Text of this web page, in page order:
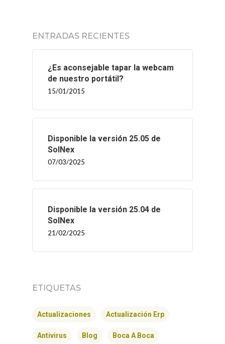
ENTRADAS RECIENTES
¿Es aconsejable tapar la webcam
de nuestro portátil?
15/01/2015
Disponible la versión 25.05 de
SolNex
07/03/2025
Disponible la versión 25.04 de
SolNex
21/02/2025
ETIQUETAS
Actualizaciones Actualización Erp
Antivirus Blog Boca A Boca
SERVICIOS